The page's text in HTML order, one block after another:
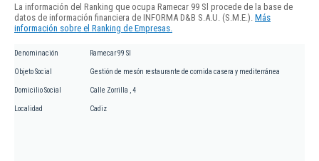
La información del Ranking que ocupa Ramecar 99 Sl procede de la base de
datos de información financiera de INFORMA D&B S.A.U. (S.M.E.). Más
información sobre el Ranking de Empresas.
Denominación Ramecar 99 Sl
Objeto Social Gestión de mesón restaurante de comida casera y mediterránea
Domicilio Social Calle Zorrilla , 4
Localidad Cadiz